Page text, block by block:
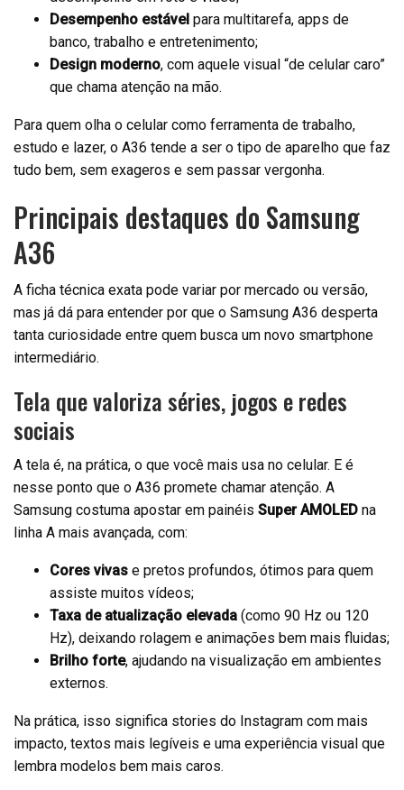
Desempenho estável para multitarefa, apps de
banco, trabalho e entretenimento;
Design moderno, com aquele visual “de celular caro”
que chama atenção na mão.
Para quem olha o celular como ferramenta de trabalho,
estudo e lazer, o A36 tende a ser o tipo de aparelho que faz
tudo bem, sem exageros e sem passar vergonha.
Principais destaques do Samsung
A36
A ficha técnica exata pode variar por mercado ou versão,
mas já dá para entender por que o Samsung A36 desperta
tanta curiosidade entre quem busca um novo smartphone
intermediário.
Tela que valoriza séries, jogos e redes
sociais
A tela é, na prática, o que você mais usa no celular. E é
nesse ponto que o A36 promete chamar atenção. A
Samsung costuma apostar em painéis Super AMOLED na
linha A mais avançada, com:
Cores vivas e pretos profundos, ótimos para quem
assiste muitos vídeos;
Taxa de atualização elevada (como 90 Hz ou 120
Hz), deixando rolagem e animações bem mais fluidas;
Brilho forte, ajudando na visualização em ambientes
externos.
Na prática, isso significa stories do Instagram com mais
impacto, textos mais legíveis e uma experiência visual que
lembra modelos bem mais caros.